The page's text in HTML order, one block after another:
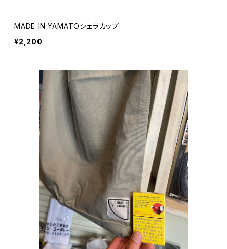
MADE IN YAMATOシェラカップ
¥2,200